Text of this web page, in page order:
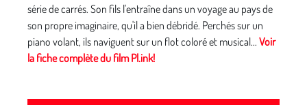
série de carrés. Son fils l'entraîne dans un voyage au pays de
son propre imaginaire, qu'il a bien débridé. Perchés sur un
piano volant, ils naviguent sur un flot coloré et musical... Voir
la fiche complète du film Pl.ink!